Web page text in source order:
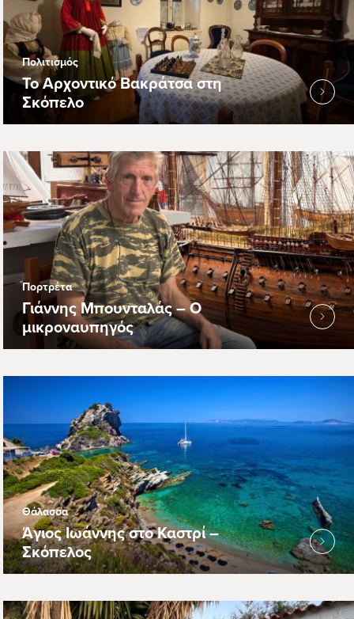
Πολιτισμός
Το Αρχοντικό Βακράτσα στη
Σκόπελο
Πορτρέτα
Γιάννης Μπουνταλάς – Ο
μικροναυπηγός
Θάλασσα
Άγιος Ιωάννης στο Καστρί –
Σκόπελος